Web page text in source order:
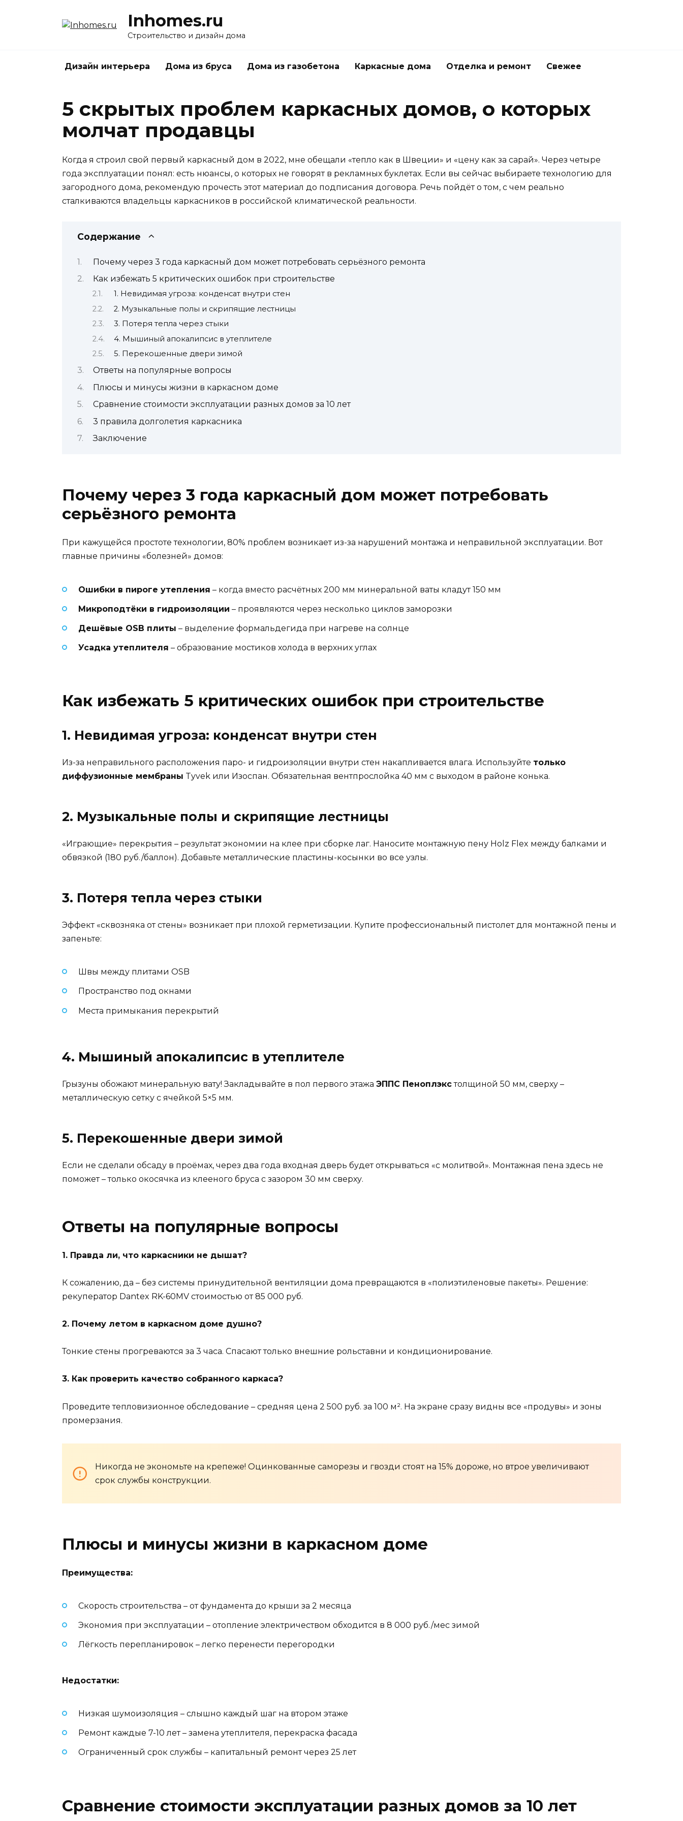
Inhomes.ru
Строительство и дизайн дома
Дизайн интерьера Дома из бруса Дома из газобетона Каркасные дома Отделка и ремонт Свежее
5 скрытых проблем каркасных домов, о которых
молчат продавцы
Когда я строил свой первый каркасный дом в 2022, мне обещали «тепло как в Швеции» и «цену как за сарай». Через четыре
года эксплуатации понял: есть нюансы, о которых не говорят в рекламных буклетах. Если вы сейчас выбираете технологию для
загородного дома, рекомендую прочесть этот материал до подписания договора. Речь пойдёт о том, с чем реально
сталкиваются владельцы каркасников в российской климатической реальности.
Содержание
Почему через 3 года каркасный дом может потребовать серьёзного ремонта
Как избежать 5 критических ошибок при строительстве
1. Невидимая угроза: конденсат внутри стен
2. Музыкальные полы и скрипящие лестницы
3. Потеря тепла через стыки
4. Мышиный апокалипсис в утеплителе
5. Перекошенные двери зимой
Ответы на популярные вопросы
Плюсы и минусы жизни в каркасном доме
Сравнение стоимости эксплуатации разных домов за 10 лет
3 правила долголетия каркасника
Заключение
Почему через 3 года каркасный дом может потребовать
серьёзного ремонта
При кажущейся простоте технологии, 80% проблем возникает из-за нарушений монтажа и неправильной эксплуатации. Вот
главные причины «болезней» домов:
Ошибки в пироге утепления – когда вместо расчётных 200 мм минеральной ваты кладут 150 мм
Микроподтёки в гидроизоляции – проявляются через несколько циклов заморозки
Дешёвые OSB плиты – выделение формальдегида при нагреве на солнце
Усадка утеплителя – образование мостиков холода в верхних углах
Как избежать 5 критических ошибок при строительстве
1. Невидимая угроза: конденсат внутри стен
Из-за неправильного расположения паро- и гидроизоляции внутри стен накапливается влага. Используйте только
диффузионные мембраны Tyvek или Изоспан. Обязательная вентпрослойка 40 мм с выходом в районе конька.
2. Музыкальные полы и скрипящие лестницы
«Играющие» перекрытия – результат экономии на клее при сборке лаг. Наносите монтажную пену Holz Flex между балками и
обвязкой (180 руб./баллон). Добавьте металлические пластины-косынки во все узлы.
3. Потеря тепла через стыки
Эффект «сквозняка от стены» возникает при плохой герметизации. Купите профессиональный пистолет для монтажной пены и
запеньте:
Швы между плитами OSB
Пространство под окнами
Места примыкания перекрытий
4. Мышиный апокалипсис в утеплителе
Грызуны обожают минеральную вату! Закладывайте в пол первого этажа ЭППС Пеноплэкстолщиной 50 мм, сверху –
металлическую сетку с ячейкой 5×5 мм.
5. Перекошенные двери зимой
Если не сделали обсаду в проёмах, через два года входная дверь будет открываться «с молитвой». Монтажная пена здесь не
поможет – только окосячка из клееного бруса с зазором 30 мм сверху.
Ответы на популярные вопросы
1. Правда ли, что каркасники не дышат?
К сожалению, да – без системы принудительной вентиляции дома превращаются в «полиэтиленовые пакеты». Решение:
рекуператор Dantex RK-60MV стоимостью от 85 000 руб.
2. Почему летом в каркасном доме душно?
Тонкие стены прогреваются за 3 часа. Спасают только внешние рольставни и кондиционирование.
3. Как проверить качество собранного каркаса?
Проведите тепловизионное обследование – средняя цена 2 500 руб. за 100 м². На экране сразу видны все «продувы» и зоны
промерзания.
Никогда не экономьте на крепеже! Оцинкованные саморезы и гвозди стоят на 15% дороже, но втрое увеличивают
срок службы конструкции.
Плюсы и минусы жизни в каркасном доме
Преимущества:
Скорость строительства – от фундамента до крыши за 2 месяца
Экономия при эксплуатации – отопление электричеством обходится в 8 000 руб./мес зимой
Лёгкость перепланировок – легко перенести перегородки
Недостатки:
Низкая шумоизоляция – слышно каждый шаг на втором этаже
Ремонт каждые 7-10 лет – замена утеплителя, перекраска фасада
Ограниченный срок службы – капитальный ремонт через 25 лет
Сравнение стоимости эксплуатации разных домов за 10 лет